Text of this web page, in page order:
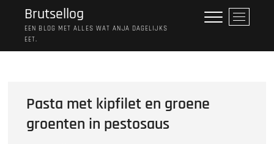
Brutsellog
EEN BLOG MET ALLES WAT ANJA DAGELIJKS
EET.
M
e
Pasta met kipfilet en groene
groenten in pestosaus